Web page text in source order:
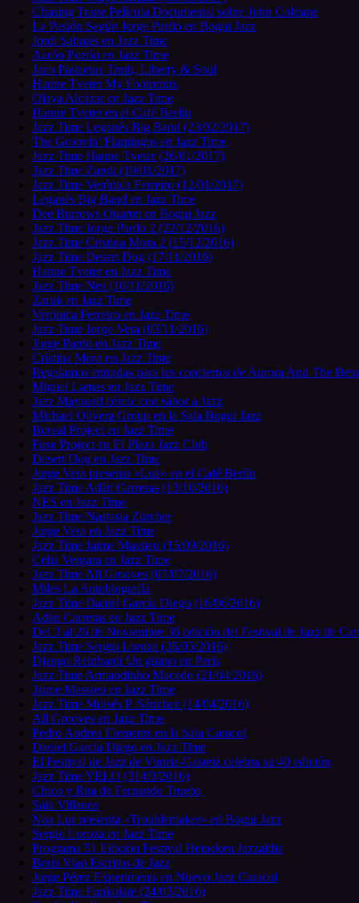
Chasing Trane Película Documental sobre John Coltrane
La Pasión Según Jorge Pardo en Bogui Jazz
Jordi Sabatés en Jazz Time
Aarón Pozón en Jazz Time
Jaco Pastorius Truth, Liberty & Soul
Hanne Tveter My Footprints
Olaya Alcázar en Jazz Time
Hanne Tveter en el Café Berlín
Jazz Time Leganés Big Band (23/02/2017)
The Groovin’ Flamingos en Jazz Time
Jazz Time Hanne Tveter (26/01/2017)
Jazz Time Zaruk (19/01/2017)
Jazz Time Verónica Ferreiro (12/01/2017)
Leganés Big Band en Jazz Time
Dee Burrows Quartet en Bogui Jazz
Jazz Time Jorge Pardo 2 (22/12/2016)
Jazz Time Cristina Mora 2 (15/12/2016)
Jazz Time Desert Dog (17/11/2016)
Hanne Tveter en Jazz Time
Jazz Time Nes (10/11/2016)
Zaruk en Jazz Time
Verónica Ferreiro en Jazz Time
Jazz Time Jorge Vera (03/11/2016)
Jorge Pardo en Jazz Time
Cristina Mora en Jazz Time
Regalamos entradas para los conciertos de Aurora And The
Miguel Lamas en Jazz Time
Jazz Maynard cómic con sabor a Jazz
Michael Olivera Group en la Sala Bogui Jazz
Boreal Project en Jazz Time
Fuse Project en El Plaza Jazz Club
Desert Dog en Jazz Time
Jorge Vera presenta «Luz» en el Café Berlín
Jazz Time Adán Carreras (13/10/2016)
NES en Jazz Time
Jazz Time Nastasia Zürcher
Jorge Vera en Jazz Time
Jazz Time Jaime Massieu (15/09/2016)
Celia Vergara en Jazz Time
Jazz Time All Grooves (07/07/2016)
Miles La Autobiografía
Jazz Time Daniel García Diego (16/06/2016)
Adán Carreras en Jazz Time
Del 3 al 26 de Noviembre 36 edición del Festival de Jazz de
Jazz Time Sergio Loroza (26/05/2016)
Django Reinhardt Un gitano en París
Jazz Time Armandinho Macedo (21/04/2016)
Jaime Massieu en Jazz Time
Jazz Time Moisés P. Sánchez (14/04/2016)
All Grooves en Jazz Time
Pedro Andrea Elements en la Sala Caracol
Daniel García Diego en Jazz Time
El Festival de Jazz de Vitoria-Gasteiz celebra su 40 edición
Jazz Time YELO (31/03/2016)
Chico y Rita de Fernando Trueba
Sala Villanos
Noa Lur presenta «Troublemaker» en Bogui Jazz
Sergio Loroza en Jazz Time
Programa 51 Edición Festival Heineken Jazzaldia
Boris Vian Escritos de Jazz
Jorge Pérez Experiments en Nuevo Jazz Caracol
Jazz Time Funkolate (24/03/2016)